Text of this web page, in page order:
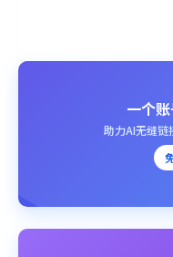
一个
助力AI无缝